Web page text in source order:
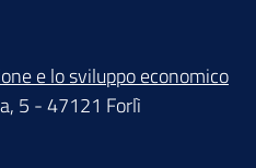
e lo sviluppo economico
5 - 47121 Forlì